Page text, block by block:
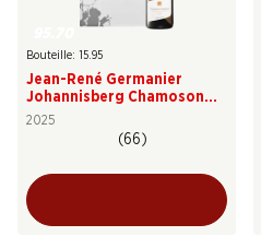
Bouteille: 15.95
Jean-René Germanier
Johannisberg Chamoson
AOC Valais
2025
(66)